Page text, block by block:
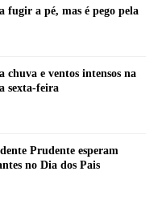
fugir a pé, mas é pego pela
chuva e ventos intensos na
sexta-feira
Prudente esperam
no Dia dos Pais